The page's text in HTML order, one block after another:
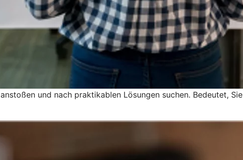
anstoßen und nach praktikablen Lösungen suchen. Bedeutet,